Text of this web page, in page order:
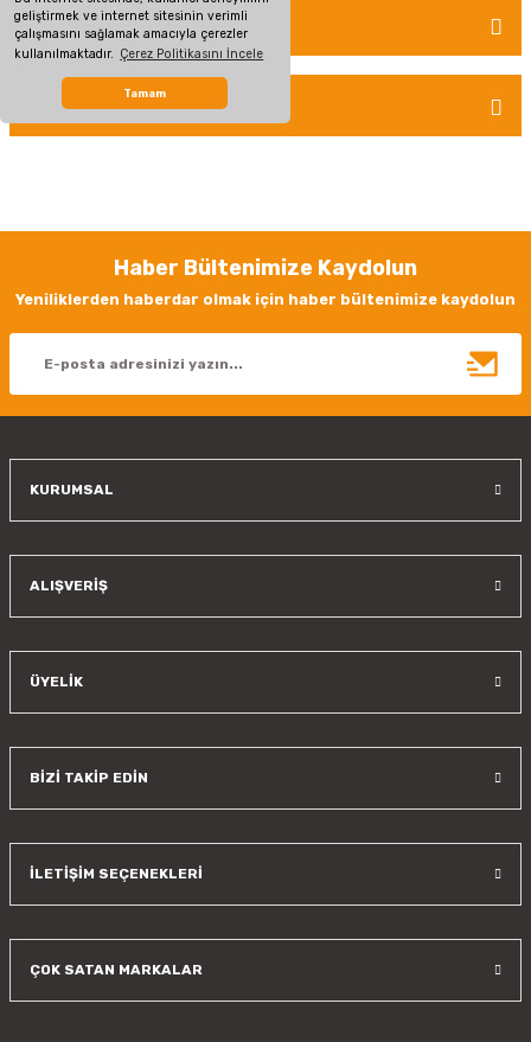
geliştirmek ve internet sitesinin verimli
çalışmasını sağlamak amacıyla çerezler
kullanılmaktadır. Çerez Politikasını İncele
Tamam
Bu ürüne ilk yorumu siz yapın!
TAKSİT SEÇENEKLERİ
ÖNERİLERİNİZ
Görüş ve önerileriniz için teşekkür ederiz.
Ürün resmi kalitesiz, bozuk veya görüntülenemiyor.
Ürün bilgilerinde hatalar bulunuyor.
Haber Bültenimize Kaydolun
Yeniliklerden haberdar olmak için haber bültenimize kaydolun
KURUMSAL
ALIŞVERİŞ
ÜYELİK
BİZİ TAKİP EDİN
İLETİŞİM SEÇENEKLERİ
ÇOK SATAN MARKALAR